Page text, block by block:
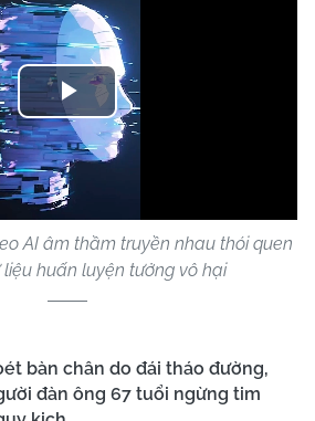
Play
Video
AI âm thầm truyền nhau thói quen
huấn luyện tưởng vô hại
bàn chân do đái tháo đường,
đàn ông 67 tuổi ngừng tim